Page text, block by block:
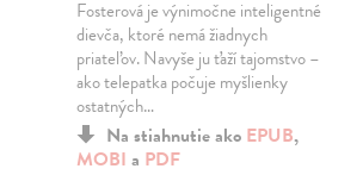
Fosterová je výnimočne inteligentné
dievča, ktoré nemá žiadnych
priateľov. Navyše ju ťaží tajomstvo –
ako telepatka počuje myšlienky
ostatných…
Na stiahnutie ako EPUB,
MOBI a PDF